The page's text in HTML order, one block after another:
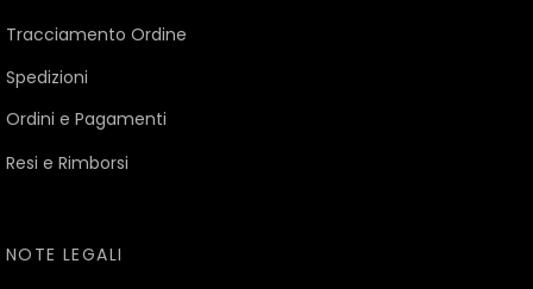
Tracciamento Ordine
Spedizioni
Ordini e Pagamenti
Resi e Rimborsi
NOTE LEGALI